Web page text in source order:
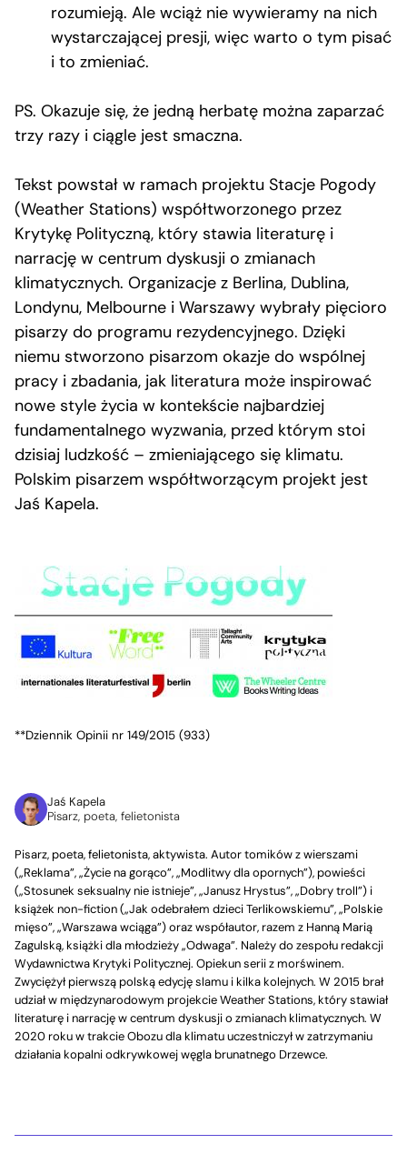
rozumieją. Ale wciąż nie wywieramy na nich
wystarczającej presji, więc warto o tym pisać
i to zmieniać.
PS. Okazuje się, że jedną herbatę można zaparzać
trzy razy i ciągle jest smaczna.
Tekst powstał w ramach projektu Stacje Pogody
(Weather Stations) współtworzonego przez
Krytykę Polityczną, który stawia literaturę i
narrację w centrum dyskusji o zmianach
klimatycznych. Organizacje z Berlina, Dublina,
Londynu, Melbourne i Warszawy wybrały pięcioro
pisarzy do programu rezydencyjnego. Dzięki
niemu stworzono pisarzom okazje do wspólnej
pracy i zbadania, jak literatura może inspirować
nowe style życia w kontekście najbardziej
fundamentalnego wyzwania, przed którym stoi
dzisiaj ludzkość – zmieniającego się klimatu.
Polskim pisarzem współtworzącym projekt jest
Jaś Kapela.
**Dziennik Opinii nr 149/2015 (933)
Jaś Kapela
Pisarz, poeta, felietonista
Pisarz, poeta, felietonista, aktywista. Autor tomików z wierszami
(„Reklama”, „Życie na gorąco”, „Modlitwy dla opornych”), powieści
(„Stosunek seksualny nie istnieje”, „Janusz Hrystus”, „Dobry troll”) i
książek non-fiction („Jak odebrałem dzieci Terlikowskiemu”, „Polskie
mięso”, „Warszawa wciąga”) oraz współautor, razem z Hanną Marią
Zagulską, książki dla młodzieży „Odwaga”. Należy do zespołu redakcji
Wydawnictwa Krytyki Politycznej. Opiekun serii z morświnem.
Zwyciężył pierwszą polską edycję slamu i kilka kolejnych. W 2015 brał
udział w międzynarodowym projekcie Weather Stations, który stawiał
literaturę i narrację w centrum dyskusji o zmianach klimatycznych. W
2020 roku w trakcie Obozu dla klimatu uczestniczył w zatrzymaniu
działania kopalni odkrywkowej węgla brunatnego Drzewce.